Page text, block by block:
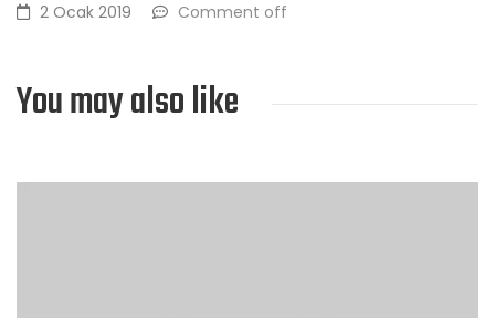
2 Ocak 2019 Comment off
You may also like